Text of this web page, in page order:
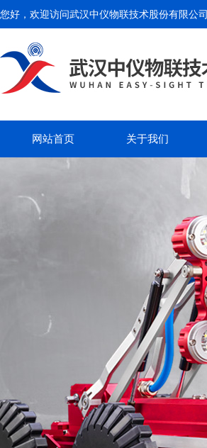
您好，欢迎访问武汉中仪物联技术股份有限公司
网站首页 关于我们